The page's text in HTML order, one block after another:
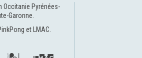
Occitanie Pyrénées-
Garonne
et LMAC